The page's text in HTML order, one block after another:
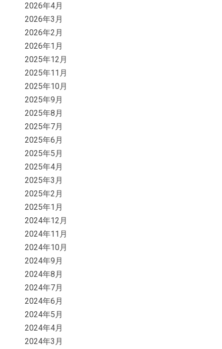
2026年4月
2026年3月
2026年2月
2026年1月
2025年12月
2025年11月
2025年10月
2025年9月
2025年8月
2025年7月
2025年6月
2025年5月
2025年4月
2025年3月
2025年2月
2025年1月
2024年12月
2024年11月
2024年10月
2024年9月
2024年8月
2024年7月
2024年6月
2024年5月
2024年4月
2024年3月